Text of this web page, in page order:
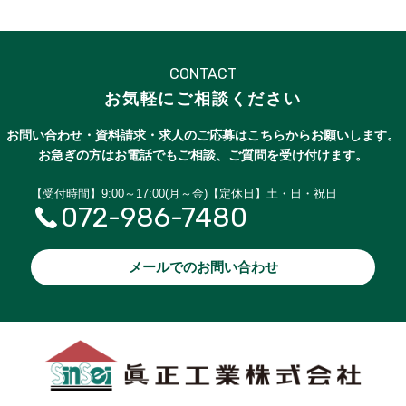
CONTACT
お気軽にご相談ください
お問い合わせ・資料請求・求人のご応募はこちらからお願いします。
お急ぎの方はお電話でもご相談、ご質問を受け付けます。
【受付時間】9:00～17:00(月～金)【定休日】土・日・祝日
072-986-7480
メールでのお問い合わせ